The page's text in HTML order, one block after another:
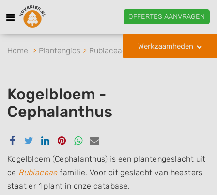
OFFERTES AANVRAGEN
Werkzaamheden
Home Plantengids Rubiaceae Kogelbloem
Kogelbloem -
Cephalanthus
Delen
Facebook
Delen
Twitter
Delen
Linkedin
Delen
Pinterest
Delen
Whatsapp
Delen
email
Kogelbloem (Cephalanthus) is een plantengeslacht uit
de Rubiaceaefamilie. Voor dit geslacht van heesters
staat er 1 plant in onze database.